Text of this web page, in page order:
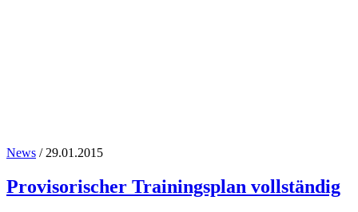
Januar 2015
News / 29.01.2015
Provisorischer Trainingsplan vollständig